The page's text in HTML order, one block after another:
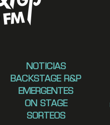
NOTICIAS
BACKSTAGE R&P
EMERGENTES
ON STAGE
SORTEOS